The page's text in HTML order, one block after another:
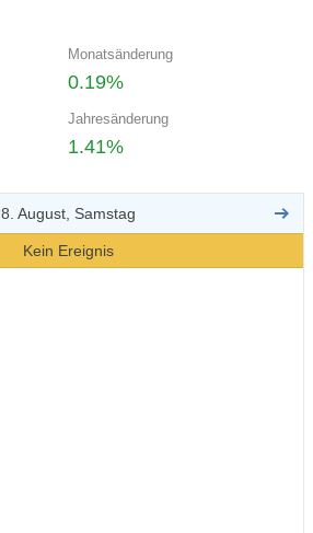
Monatsänderung
0.19%
Jahresänderung
1.41%
8. August, Samstag
Kein Ereignis